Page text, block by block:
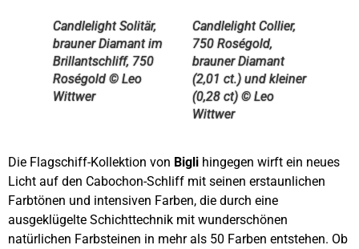
Candlelight Solitär,
brauner Diamant im
Brillantschliff, 750
Roségold © Leo
Wittwer
Candlelight Collier,
750 Roségold,
brauner Diamant
(2,01 ct.) und kleiner
(0,28 ct) © Leo
Wittwer
Die Flagschiff-Kollektion von Bigli hingegen wirft ein neues
Licht auf den Cabochon-Schliff mit seinen erstaunlichen
Farbtönen und intensiven Farben, die durch eine
ausgeklügelte Schichttechnik mit wunderschönen
natürlichen Farbsteinen in mehr als 50 Farben entstehen. Ob